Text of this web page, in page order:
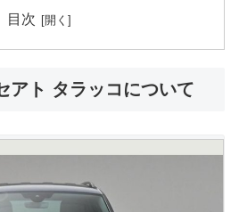
目次
アト タラッコについて